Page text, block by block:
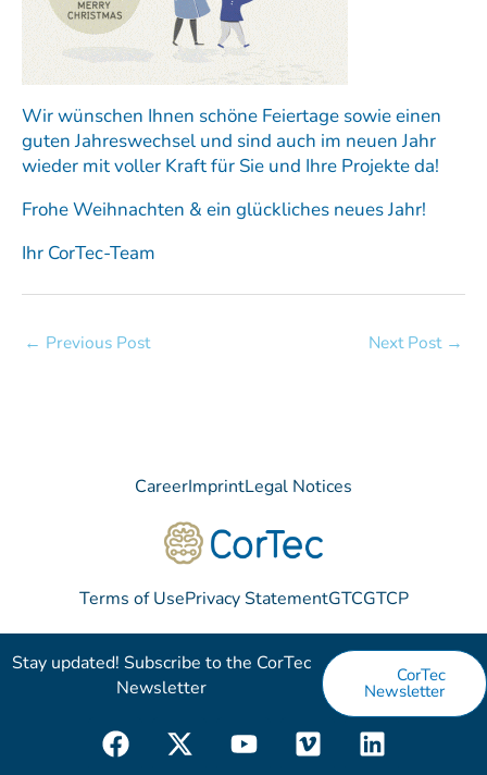
Wir wünschen Ihnen schöne Feiertage sowie einen
guten Jahreswechsel und sind auch im neuen Jahr
wieder mit voller Kraft für Sie und Ihre Projekte da!
Frohe Weihnachten & ein glückliches neues Jahr!
Ihr CorTec-Team
← Previous Post Next Post →
CareerImprintLegal Notices
Terms of UsePrivacy StatementGTCGTCP
Stay updated! Subscribe to the CorTec
Newsletter​
CorTec
Newsletter
F
a
X
-
Y
o
V
i
L
i